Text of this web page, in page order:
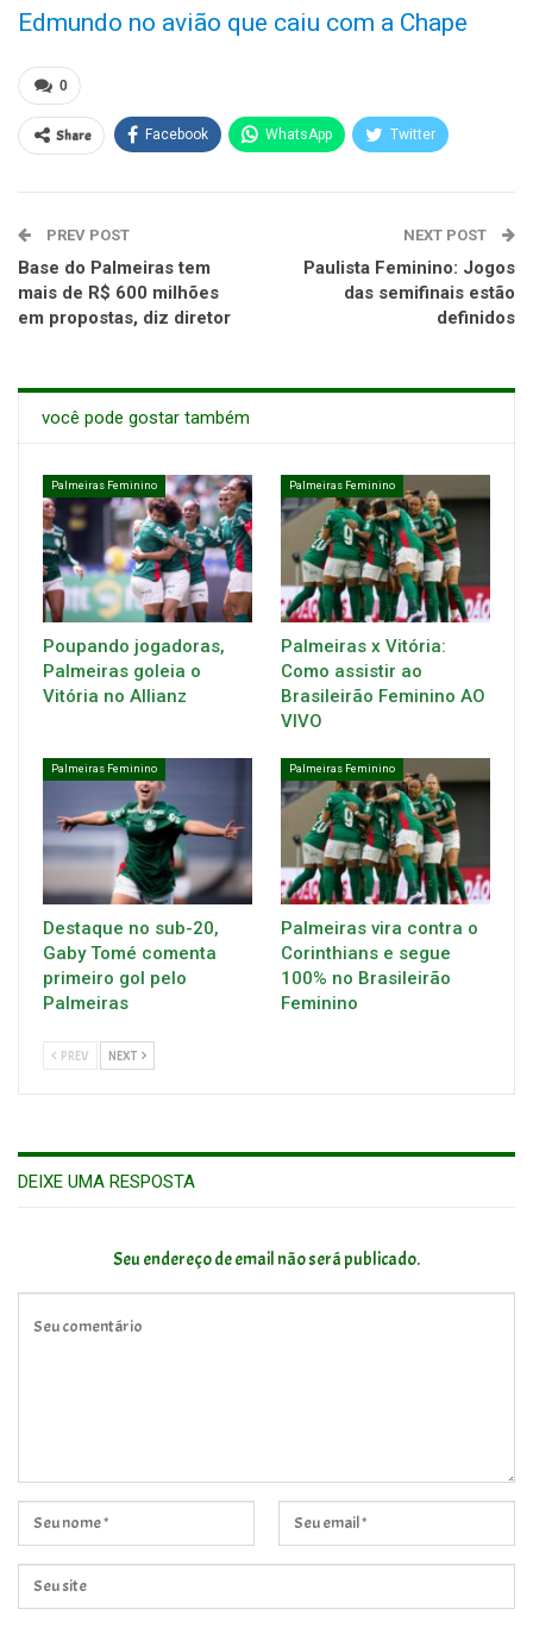
Edmundo no avião que caiu com a Chape
0
Share Facebook WhatsApp Twitter
PREV POST
Base do Palmeiras tem
mais de R$ 600 milhões
em propostas, diz diretor
NEXT POST
Paulista Feminino: Jogos
das semifinais estão
definidos
você pode gostar também
Palmeiras Feminino
Poupando jogadoras,
Palmeiras goleia o
Vitória no Allianz
Palmeiras Feminino
Palmeiras x Vitória:
Como assistir ao
Brasileirão Feminino AO
VIVO
Palmeiras Feminino
Destaque no sub-20,
Gaby Tomé comenta
primeiro gol pelo
Palmeiras
Palmeiras Feminino
Palmeiras vira contra o
Corinthians e segue
100% no Brasileirão
Feminino
PREV NEXT
DEIXE UMA RESPOSTA
Seu endereço de email não será publicado.